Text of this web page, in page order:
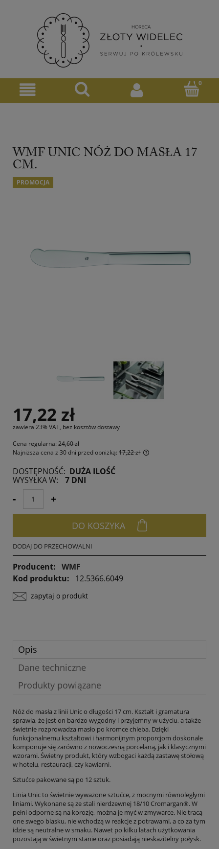
WMF UNIC NÓŻ DO MASŁA 17
CM.
PROMOCJA
17,22 zł
zawiera 23% VAT, bez kosztów dostawy
Cena regularna: 24,60 zł
Najniższa cena z 30 dni przed obniżką: 17,22 zł
DOSTĘPNOŚĆ: DUŻA ILOŚĆ
WYSYŁKA W:
7 DNI
- +
DO KOSZYKA
DODAJ DO PRZECHOWALNI
Producent: WMF
Kod produktu:
12.5366.6049
zapytaj o produkt
Opis
Dane techniczne
Produkty powiązane
Nóż do masła z linii Unic o długości 17 cm. Kształt i gramatura
sprawia, że jest on bardzo wygodny i przyjemny w użyciu, a także
świetnie rozprowadza masło po kromce chleba. Dzięki
funkcjonalnemu kształtowi i harmonijnym proporcjom doskonale
komponuje się zarówno z nowoczesną porcelaną, jak i klasycznymi
wzorami. Świetny produkt, który wzbogaci każdą zastawę stołową
w hotelu, restauracji, czy kawiarni.
Sztućce pakowane są po 12 sztuk.
Linia Unic to świetnie wyważone sztućce, z mocnymi równoległymi
liniami. Wykonane są ze stali nierdzewnej 18/10 Cromargan®. W
pełni odporne są na korozję, można je myć w zmywarce. Nie tracą
one swego blasku, nie wchodzą w reakcje z potrawami, a co za tym
idzie są neutralne w smaku. Nawet po kilku latach użytkowania
pozostają w świetnym stanie oraz posiadają nieskazitelny połysk.